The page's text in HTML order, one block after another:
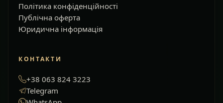
Політика конфіденційності
Публічна оферта
Юридична інформація
КОНТАКТИ
+38 063 824 3223
Telegram